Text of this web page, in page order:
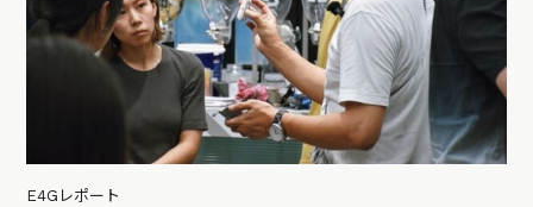
E4Gレポート